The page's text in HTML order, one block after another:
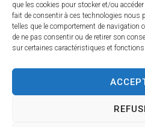
que les cookies pour stocker et/ou
fait de consentir à ces technologies nous
telles que le comportement de navigation
de ne pas consentir ou de retirer son
sur certaines caractéristiques et fonctions.
Horaires d'ouverture
Du lundi au